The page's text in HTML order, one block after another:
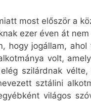
most először a
ezer éven át
hogy jogállam,
volt,
szilárdnak
sztálini
világos